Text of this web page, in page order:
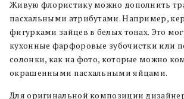
Живую флористику можно дополнить
пасхальными атрибутами. Например,
фигурками зайцев в белых тонах. Это
кухонные фарфоровые зубочистки или
солонки, как на фото, которые можно
окрашенными пасхальными яйцами.
Для оригинальной композиции